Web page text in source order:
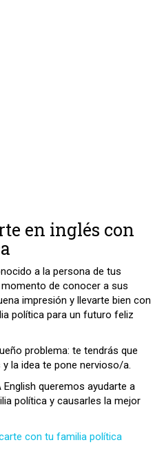
en inglés con
a la persona de tus
de conocer a sus
impresión y llevarte bien con
política para un futuro feliz
problema: te tendrás que
la idea te pone nervioso/a.
queremos ayudarte a
política y causarles la mejor
con tu familia política